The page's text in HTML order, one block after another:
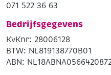
071 522 36 63
Bedrijfsgegevens
KvKnr: 28006128
BTW: NL819138770B01
ABN: